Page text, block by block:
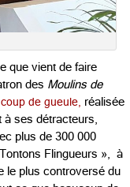
que vient de faire
des Moulins de
coup de gueule, réalisée
ses détracteurs,
plus de 300 000
Flingueurs », à
le plus controversé du